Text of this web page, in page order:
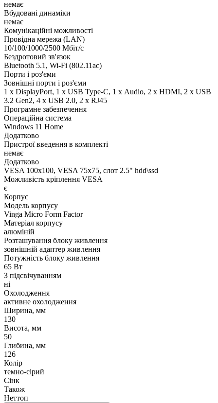
немає
Вбудовані динаміки
немає
Комунікаційні можливості
Провідна мережа (LAN)
10/100/1000/2500 Мбіт/с
Бездротовий зв'язок
Bluetooth 5.1, Wi-Fi (802.11ac)
Порти і роз'єми
Зовнішні порти і роз'єми
1 x DisplayPort, 1 x USB Type-C, 1 х Audio, 2 x HDMI, 2 x USB
3.2 Gen2, 4 x USB 2.0, 2 x RJ45
Програмне забезпечення
Операційна система
Windows 11 Home
Додатково
Пристрої введення в комплекті
немає
Додатково
VESA 100x100, VESA 75x75, слот 2.5" hdd\ssd
Можливість кріплення VESA
є
Корпус
Модель корпусу
Vinga Micro Form Factor
Матеріал корпусу
алюміній
Розташування блоку живлення
зовнішній адаптер живлення
Потужність блоку живлення
65 Вт
З підсвічуванням
ні
Охолодження
активне охолодження
Ширина, мм
130
Висота, мм
50
Глибина, мм
126
Колір
темно-сірий
Сінк
Також
Неттоп